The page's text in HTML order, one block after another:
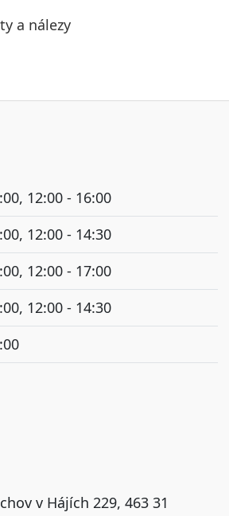
a nálezy
12:00 - 16:00
12:00 - 14:30
12:00 - 17:00
12:00 - 14:30
v Hájích 229, 463 31